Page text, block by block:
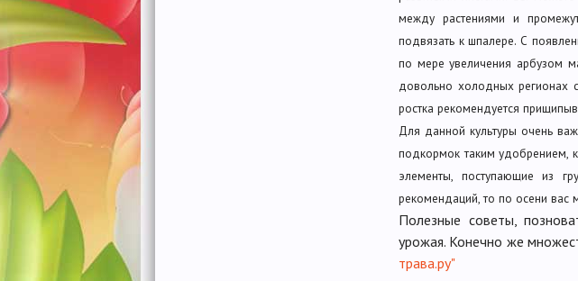
между растениями и
подвязать к шпалере. С
по мере увеличения арбузом
довольно холодных регионах
ростка рекомендуется
Для данной культуры очень
подкормок таким удобрением,
элементы, поступающие из
рекомендаций, то по осени
Полезные советы,
урожая. Конечно же
трава.ру"